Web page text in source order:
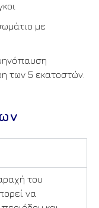
με
των 5 εκατοστών.
του
να